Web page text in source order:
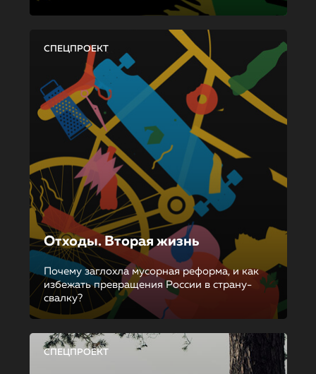
СПЕЦПРОЕКТ
Отходы. Вторая жизнь
Почему заглохла мусорная реформа, и как
избежать превращения России в страну-
свалку?
СПЕЦПРОЕКТ